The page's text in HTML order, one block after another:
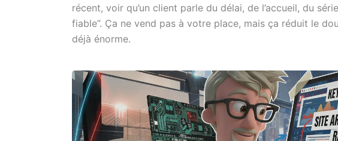
récent, voir qu’un client parle du délai, de l’accueil, du
fiable”. Ça ne vend pas à votre place, mais ça réduit le
déjà énorme.